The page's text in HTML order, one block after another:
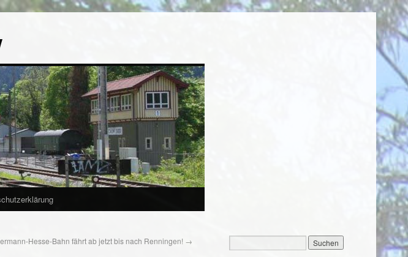
Hesse-Bahn fährt ab jetzt bis nach Renningen! →